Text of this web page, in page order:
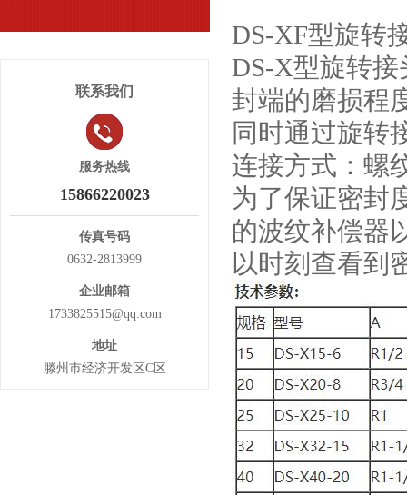
DS-XF型旋转
DS-X型旋转
封端的磨损程
同时通过旋转
连接方式：螺
为了保证密封
的波纹补偿器
以时刻查看到
联系我们
服务热线
15866220023
传真号码
0632-2813999
企业邮箱
1733825515@qq.com
地址
滕州市经济开发区C区